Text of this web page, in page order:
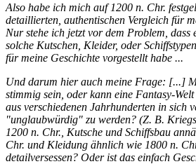
Also habe ich mich auf 1200 n. Chr.
detaillierten, authentischen Vergleich für
Nur stehe ich jetzt vor dem Problem, dass
solche Kutschen, Kleider, oder
für meine Geschichte vorgestellt habe ...
Und darum hier auch meine Frage: [...]
stimmig sein, oder kann eine Fantasy-
aus verschiedenen Jahrhunderten in sich
"unglaubwürdig" zu werden? (Z. B.
1200 n. Chr., Kutsche und Schiffsbau
Chr. und Kleidung ähnlich wie 1800 n.
detailversessen? Oder ist das einfach